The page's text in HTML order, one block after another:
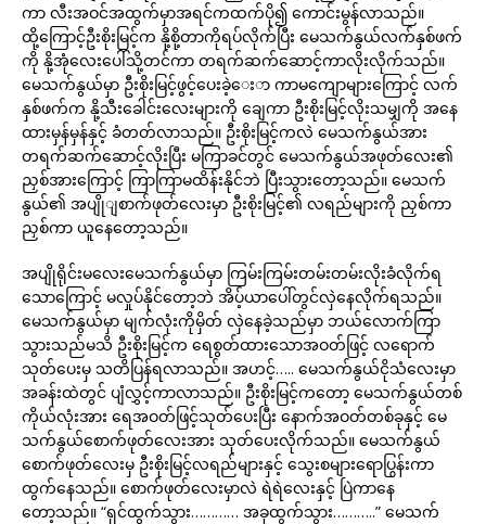
ကာ လီးအဝင်အထွက်မှာအရင်ကထက်ပို၍ ကောင်းမွန်လာသည်။
ထို့ကြောင့်ဦးစိုးမြင့်က နို့စို့တာကိုရပ်လိုက်ပြီး မေသက်နွယ်လက်နှစ်ဖက်
ကို နို့အုံလေးပေါ်သို့တင်ကာ တရက်ဆက်ဆောင့်ကာလိုးလိုက်သည်။
မေသက်နွယ်မှာ ဦးစိုးမြင့်ဖွင့်ပေးခဲ့ေးာ ကာမကျောများကြောင့် လက်
နှစ်ဖက်က နို့သီးခေါင်းလေးများကို ချေကာ ဦးစိုးမြင့်လိုးသမျှကို အနေ
ထားမှန်မှန်နှင့် ခံတတ်လာသည်။ ဦးစိုးမြင့်ကလဲ မေသက်နွယ်အား
တရက်ဆက်ဆောင့်လိုးပြီး မကြာခင်တွင် မေသက်နွယ်အဖုတ်လေး၏
ညှစ်အားကြောင့် ကြာကြာမထိန်းနိုင်ဘဲ ပြီးသွားတော့သည်။ မေသက်
နွယ်၏ အပျိုျစာက်ဖုတ်လေးမှာ ဦးစိုးမြင့်၏ လရည်များကို ညှစ်ကာ
ညှစ်ကာ ယူနေတော့သည်။
အပျိုရိုင်းမလေးမေသက်နွယ်မှာ ကြမ်းကြမ်းတမ်းတမ်းလိုးခံလိုက်ရ
သောကြောင့် မလှုပ်နိုင်တော့ဘဲ အိပ့်ယာပေါ်တွင်လှဲနေလိုက်ရသည်။
မေသက်နွယ်မှာ မျက်လုံးကိုမှိတ် လှဲနေခဲ့သည်မှာ ဘယ်လောက်ကြာ
သွားသည်မသိ ဦးစိုးမြင့်က ရေစွတ်ထားသောအဝတ်ဖြင့် လရောက်
သုတ်ပေးမှ သတိပြန်ရလာသည်။ အဟင့်….. မေသက်နွယ်ငိုသံလေးမှာ
အခန်းထဲတွင် ပျံလွှင့်ကာလာသည်။ ဦးစိုးမြင့်ကတော့ မေသက်နွယ်တစ်
ကိုယ်လုံးအား ရေအဝတ်ဖြင့်သုတ်ပေးပြီး နောက်အဝတ်တစ်ခုနှင့် မေ
သက်နွယ်စောက်ဖုတ်လေးအား သုတ်ပေးလိုက်သည်။ မေသက်နွယ်
စောက်ဖုတ်လေးမှ ဦးစိုးမြင့်လရည်များနှင့် သွေးစများရောပြွန်းကာ
ထွက်နေသည်။ စောက်ဖုတ်လေးမှာလဲ ရဲရဲလေးနှင့် ပြဲကာနေ
တော့သည်။ “ရှင်ထွက်သွား………… အခုထွက်သွား………..” မေသက်